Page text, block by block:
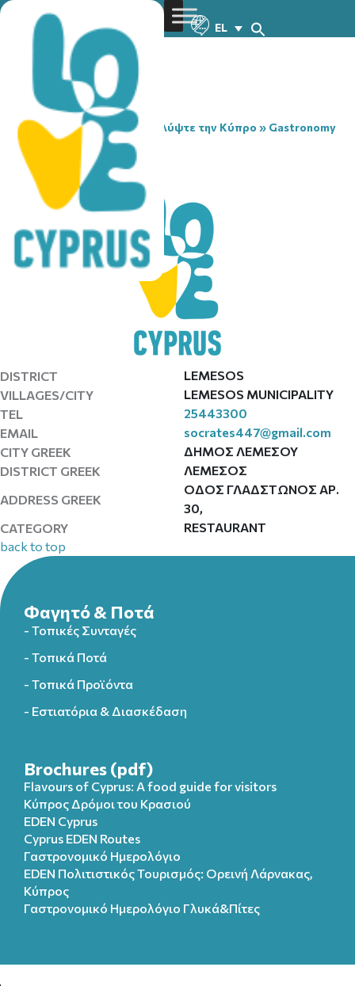
EL
You are here:Home» Ανακαλύψτε την Κύπρο » Gastronomy
» BAO PAU
BAO PAU
DISTRICT
LEMESOS
VILLAGES/CITY
LEMESOS MUNICIPALITY
TEL
25443300
EMAIL
socrates447@gmail.com
CITY GREEK
ΔΗΜΟΣ ΛΕΜΕΣΟΥ
DISTRICT GREEK
ΛΕΜΕΣΟΣ
ADDRESS GREEK
ΟΔΟΣ ΓΛΑΔΣΤΩΝΟΣ ΑΡ.
30,
CATEGORY
RESTAURANT
back to top
Φαγητό & Ποτά
- Τοπικές Συνταγές
- Τοπικά Ποτά
- Τοπικά Προϊόντα
- Εστιατόρια & Διασκέδαση
Brochures (pdf)
Flavours of Cyprus: A food guide for visitors
Κύπρος Δρόμοι του Κρασιού
EDEN Cyprus
Cyprus EDEN Routes
Γαστρονομικό Ημερολόγιο
EDEN Πολιτιστικός Τουρισμός: Ορεινή Λάρνακας,
Κύπρος
Γαστρονομικό Ημερολόγιo Γλυκά&Πίτες